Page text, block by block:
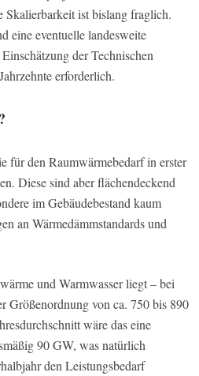
ist bislang fraglich.
eine eventuelle landesweite
der Technischen
erforderlich.
für den Raumwärmebedarf in erster
Diese sind aber flächendeckend
im Gebäudebestand kaum
an Wärmedämmstandards und
und Warmwasser liegt – bei
Größenordnung von ca. 750 bis 890
wäre das eine
90 GW, was natürlich
den Leistungsbedarf